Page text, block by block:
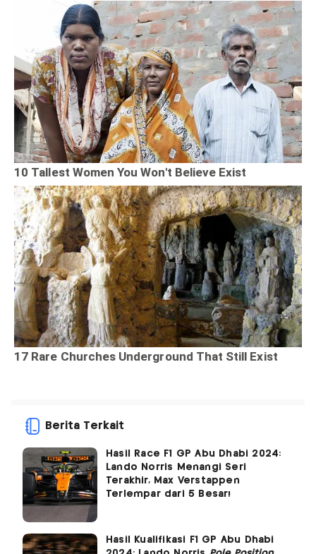
Berita Terkait
Hasil Race F1 GP Abu Dhabi 2024:
Lando Norris Menangi Seri
Terakhir, Max Verstappen
Terlempar dari 5 Besar!
Hasil Kualifikasi F1 GP Abu Dhabi